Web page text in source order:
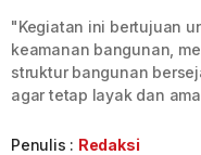
"Kegiatan ini bertujuan
keamanan bangunan,
struktur bangunan
agar tetap layak dan
Penulis : Redaksi